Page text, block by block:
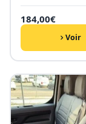
184,00€
Voir